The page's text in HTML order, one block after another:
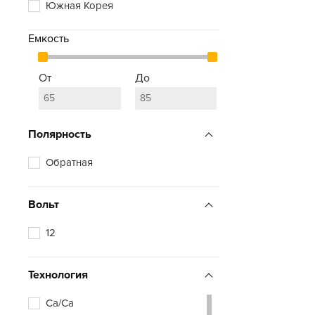
Южная Корея
Емкость
От До
Полярность
Обратная
Вольт
12
Технология
Ca/Ca